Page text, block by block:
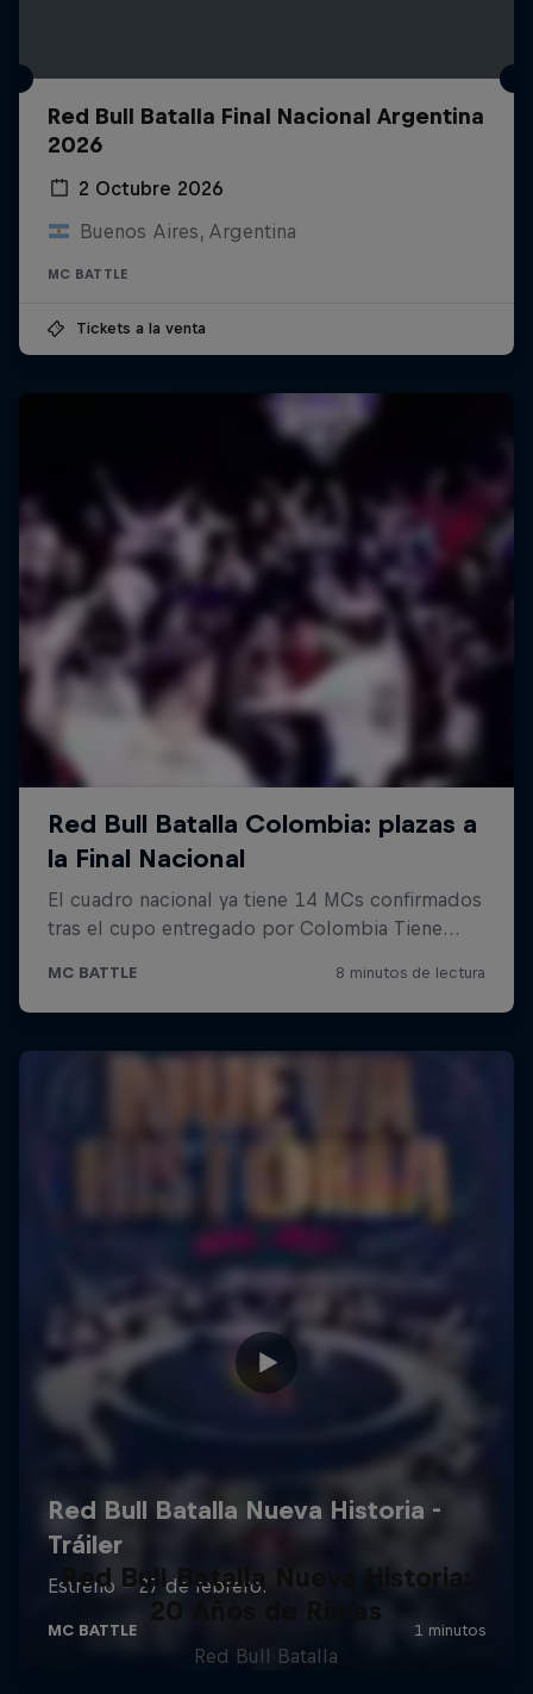
Red Bull Batalla Final Nacional Argentina
2026
2 Octubre 2026
Buenos Aires, Argentina
MC BATTLE
Tickets a la venta
Red Bull Batalla Nueva Historia:
20 Años de Rimas
Red Bull Batalla